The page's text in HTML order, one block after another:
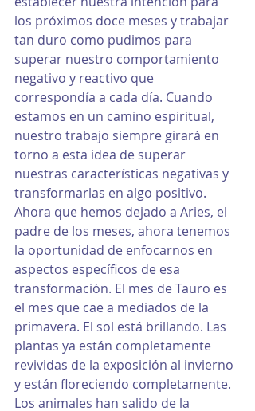
los próximos doce meses y trabajar
tan duro como pudimos para
superar nuestro comportamiento
negativo y reactivo que
correspondía a cada día. Cuando
estamos en un camino espiritual,
nuestro trabajo siempre girará en
torno a esta idea de superar
nuestras características negativas y
transformarlas en algo positivo.
Ahora que hemos dejado a Aries, el
padre de los meses, ahora tenemos
la oportunidad de enfocarnos en
aspectos específicos de esa
transformación. El mes de Tauro es
el mes que cae a mediados de la
primavera. El sol está brillando. Las
plantas ya están completamente
revividas de la exposición al invierno
y están floreciendo completamente.
Los animales han salido de la